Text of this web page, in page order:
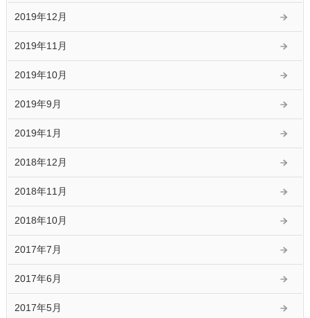
2019年12月
2019年11月
2019年10月
2019年9月
2019年1月
2018年12月
2018年11月
2018年10月
2017年7月
2017年6月
2017年5月